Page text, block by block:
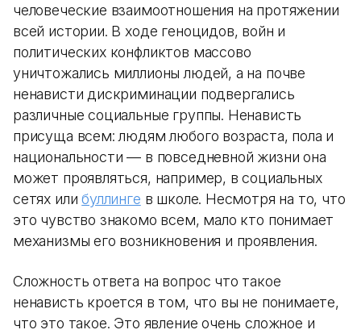
человеческие взаимоотношения на протяжении
всей истории. В ходе геноцидов, войн и
политических конфликтов массово
уничтожались миллионы людей, а на почве
ненависти дискриминации подвергались
различные социальные группы. Ненависть
присуща всем: людям любого возраста, пола и
национальности — в повседневной жизни она
может проявляться, например, в социальных
сетях илибуллинге в школе. Несмотря на то, что
это чувство знакомо всем, мало кто понимает
механизмы его возникновения и проявления.
Сложность ответа на вопрос что такое
ненависть кроется в том, что вы не понимаете,
что это такое. Это явление очень сложное и